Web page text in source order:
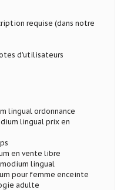
requise (dans notre
d’utilisateurs
lingual ordonnance
lingual prix en
en vente libre
lingual
pour femme enceinte
adulte